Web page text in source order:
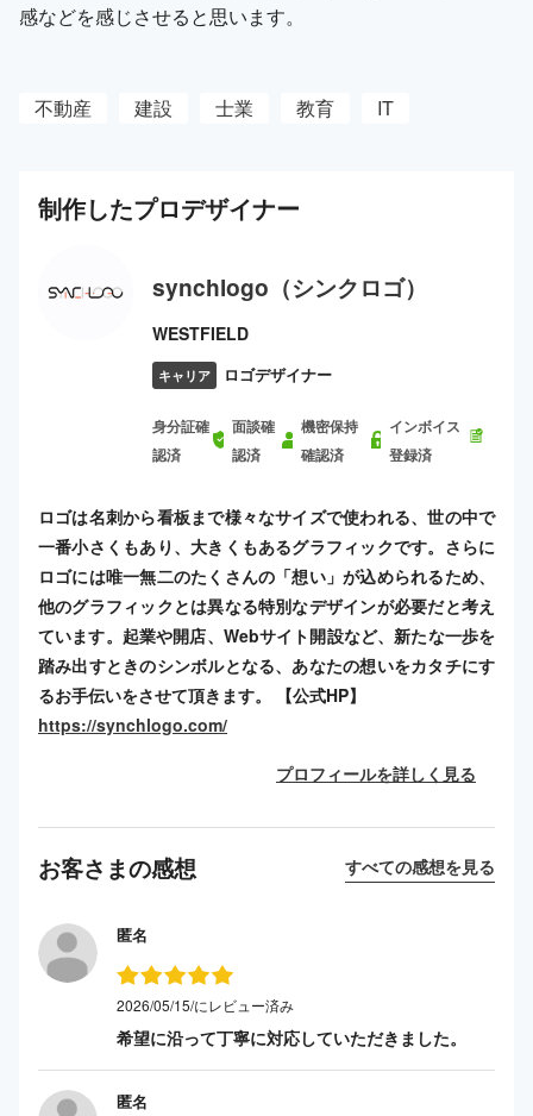
感などを感じさせると思います。
不動産 建設 士業 教育 IT
制作したプロデザイナー
synchlogo（シンクロゴ）
WESTFIELD
キャリア ロゴデザイナー
身分証確
認済
面談確
認済
機密保持
確認済
インボイス
登録済
ロゴは名刺から看板まで様々なサイズで使われる、世の中で
一番小さくもあり、大きくもあるグラフィックです。さらに
ロゴには唯一無二のたくさんの「想い」が込められるため、
他のグラフィックとは異なる特別なデザインが必要だと考え
ています。起業や開店、Webサイト開設など、新たな一歩を
踏み出すときのシンボルとなる、あなたの想いをカタチにす
るお手伝いをさせて頂きます。 【公式HP】
https://synchlogo.com/
プロフィールを詳しく見る
お客さまの感想 すべての感想を見る
匿名
2026/05/15/にレビュー済み
希望に沿って丁寧に対応していただきました。
匿名